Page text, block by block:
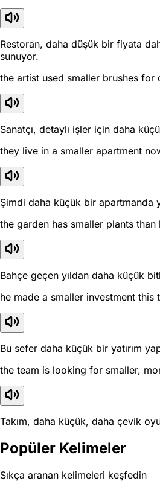
Restoran, daha düşük bir fiyata
sunuyor.
the artist used smaller brushes for
Sanatçı, detaylı işler için daha
they live in a smaller apartment
Şimdi daha küçük bir apartmanda
the garden has smaller plants than
Bahçe geçen yıldan daha küçük
he made a smaller investment this
Bu sefer daha küçük bir yatırım
the team is looking for smaller,
Takım, daha küçük, daha çevik
Popüler Kelimeler
Sıkça aranan kelimeleri keşfedin